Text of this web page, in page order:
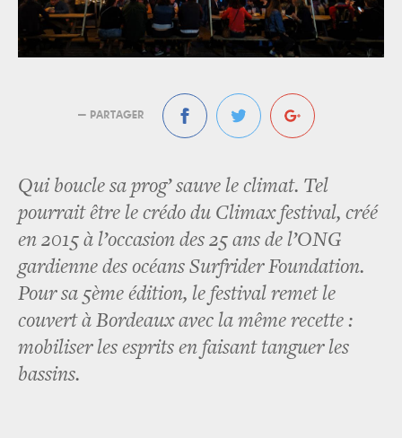
— PARTAGER
Qui boucle sa prog’ sauve le climat. Tel
pourrait être le crédo du Climax festival, créé
en 2015 à l’occasion des 25 ans de l’ONG
gardienne des océans Surfrider Foundation.
Pour sa 5ème édition, le festival remet le
couvert à Bordeaux avec la même recette :
mobiliser les esprits en faisant tanguer les
bassins.